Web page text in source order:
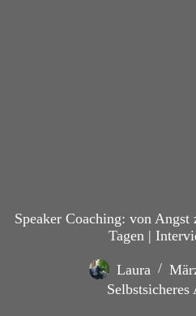
Speaker Coaching: von
Tagen |
Laura